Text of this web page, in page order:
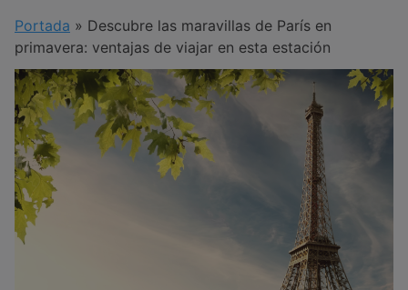
Portada » Descubre las maravillas de París en
primavera: ventajas de viajar en esta estación